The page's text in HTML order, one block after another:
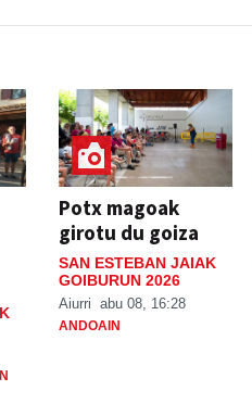
Potx magoak
girotu du goiza
SAN ESTEBAN JAIAK
GOIBURUN 2026
Aiurri abu 08, 16:28
ANDOAIN